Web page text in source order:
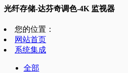
光纤存储-达芬奇调色-4K 监视器
您的位置：
网站首页
系统集成
全部